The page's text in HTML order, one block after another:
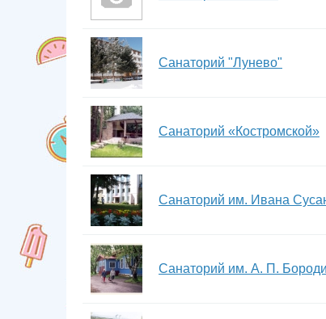
Санаторий "Лунево"
Санаторий «Костромской»
Санаторий им. Ивана
Санаторий им. А. П.